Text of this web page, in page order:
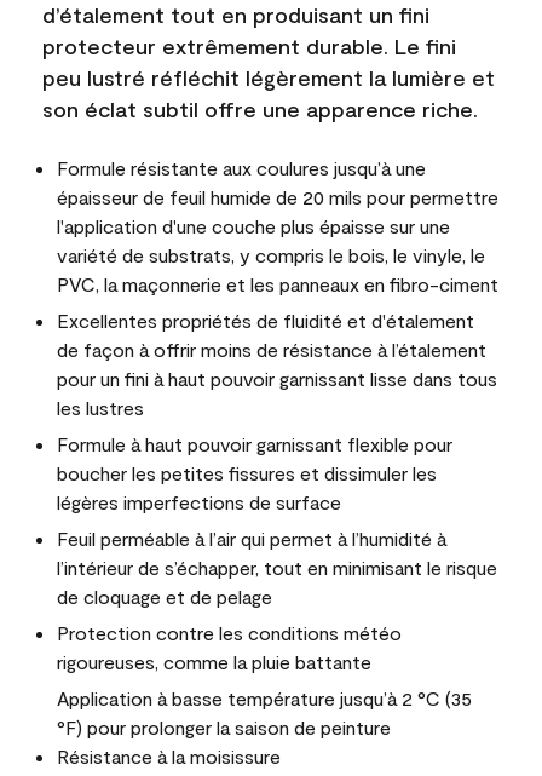
d’étalement tout en produisant un fini
protecteur extrêmement durable. Le fini
peu lustré réfléchit légèrement la lumière et
son éclat subtil offre une apparence riche.
Formule résistante aux coulures jusqu’à une
épaisseur de feuil humide de 20 mils pour permettre
l'application d'une couche plus épaisse sur une
variété de substrats, y compris le bois, le vinyle, le
PVC, la maçonnerie et les panneaux en fibro-ciment
Excellentes propriétés de fluidité et d'étalement
de façon à offrir moins de résistance à l’étalement
pour un fini à haut pouvoir garnissant lisse dans tous
les lustres
Formule à haut pouvoir garnissant flexible pour
boucher les petites fissures et dissimuler les
légères imperfections de surface
Feuil perméable à l’air qui permet à l’humidité à
l’intérieur de s’échapper, tout en minimisant le risque
de cloquage et de pelage
Protection contre les conditions météo
rigoureuses, comme la pluie battante
Application à basse température jusqu’à 2 °C (35
°F) pour prolonger la saison de peinture
Résistance à la moisissure